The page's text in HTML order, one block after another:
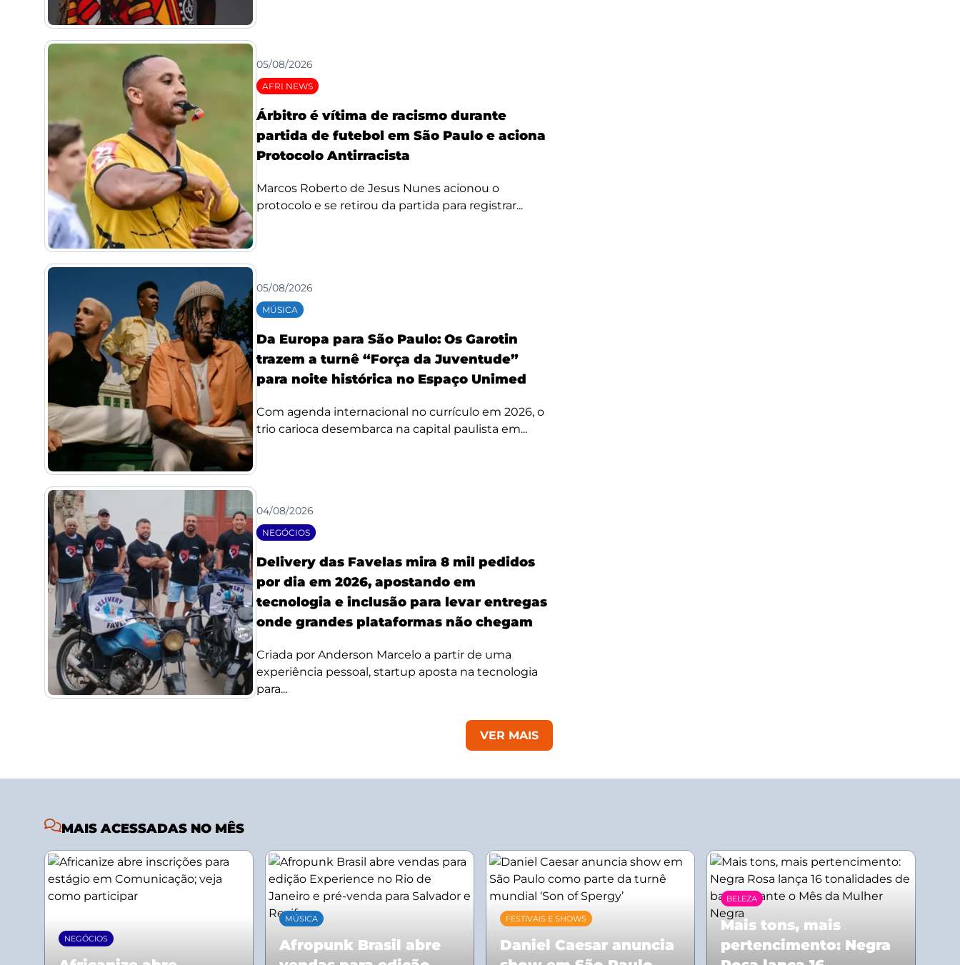
05/08/2026
AFRI NEWS
Árbitro é vítima de racismo durante
partida de futebol em São Paulo e aciona
Protocolo Antirracista
Marcos Roberto de Jesus Nunes acionou o
protocolo e se retirou da partida para registrar...
05/08/2026
MÚSICA
Da Europa para São Paulo: Os Garotin
trazem a turnê “Força da Juventude”
para noite histórica no Espaço Unimed
Com agenda internacional no currículo em 2026, o
trio carioca desembarca na capital paulista em...
04/08/2026
NEGÓCIOS
Delivery das Favelas mira 8 mil pedidos
por dia em 2026, apostando em
tecnologia e inclusão para levar entregas
onde grandes plataformas não chegam
Criada por Anderson Marcelo a partir de uma
experiência pessoal, startup aposta na tecnologia
para...
VER MAIS
MAIS ACESSADAS NO MÊS
NEGÓCIOS
MÚSICA
Afropunk Brasil abre
FESTIVAIS E SHOWS
Daniel Caesar anuncia
BELEZA
Mais tons, mais
pertencimento: Negra